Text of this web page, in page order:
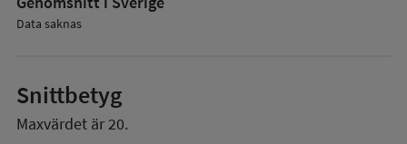
Data saknas
Snittbetyg
Maxvärdet är 20.